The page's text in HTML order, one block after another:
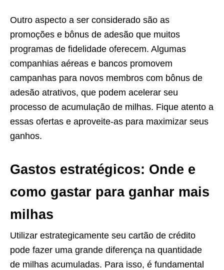
Outro aspecto a ser considerado são as
promoções e bônus de adesão que muitos
programas de fidelidade oferecem. Algumas
companhias aéreas e bancos promovem
campanhas para novos membros com bônus de
adesão atrativos, que podem acelerar seu
processo de acumulação de milhas. Fique atento a
essas ofertas e aproveite-as para maximizar seus
ganhos.
Gastos estratégicos: Onde e
como gastar para ganhar mais
milhas
Utilizar estrategicamente seu cartão de crédito
pode fazer uma grande diferença na quantidade
de milhas acumuladas. Para isso, é fundamental